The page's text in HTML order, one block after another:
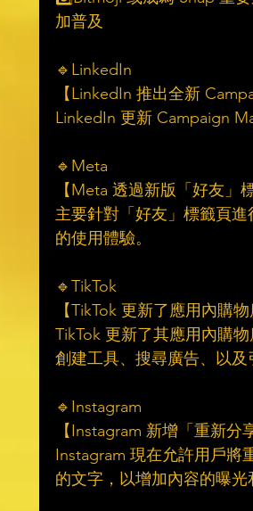
加普及
🔹LinkedIn
【LinkedIn 推出全新
LinkedIn 更新 Campaign
🔹Meta
【Meta 透過新版「好友
主要針對「好友」標籤頁
的使用體驗。
🔹TikTok
【TikTok 更新了應用內購
TikTok 更新了其應用內購
創建工具、搜尋廣告、以及
🔹Instagram
【Instagram 新增「重新
Instagram 現在允許用戶將
的文字，以增加內容的曝光